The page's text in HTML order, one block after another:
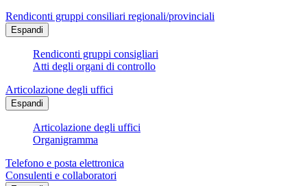
Rendiconti gruppi consiliari regionali/provinciali
Espandi
Rendiconti gruppi consigliari
Atti degli organi di controllo
Articolazione degli uffici
Espandi
Articolazione degli uffici
Organigramma
Telefono e posta elettronica
Consulenti e collaboratori